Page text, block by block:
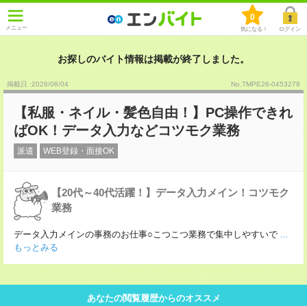
メニュー
0
気になる！ ログイン
お探しのバイト情報は掲載が終了しました。
掲載日 :2026/08/04 No.TMPE26-0453278
【私服・ネイル・髪色自由！】PC操作できれ
ばOK！データ入力などコツモク業務
派遣 WEB登録・面接OK
【20代～40代活躍！】データ入力メイン！コツモク
業務
データ入力メインの事務のお仕事○こつこつ業務で集中しやすいで ...
もっとみる
あなたの閲覧履歴からのオススメ